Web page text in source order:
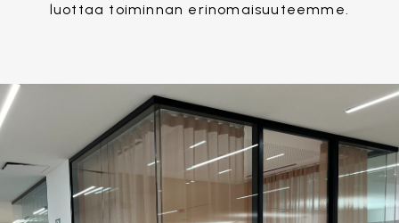
luottaa toiminnan erinomaisuuteemme.